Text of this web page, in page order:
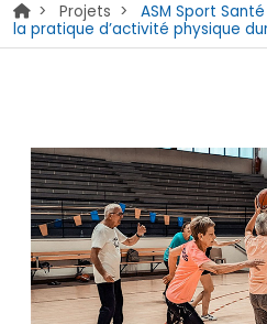
> Projets >
ASM Sport
la pratique d’activité physique